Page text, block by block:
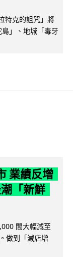
特克的詛咒」將
」、地城「毒牙
業績反增
「新鮮
間大幅減至
做到「減店增